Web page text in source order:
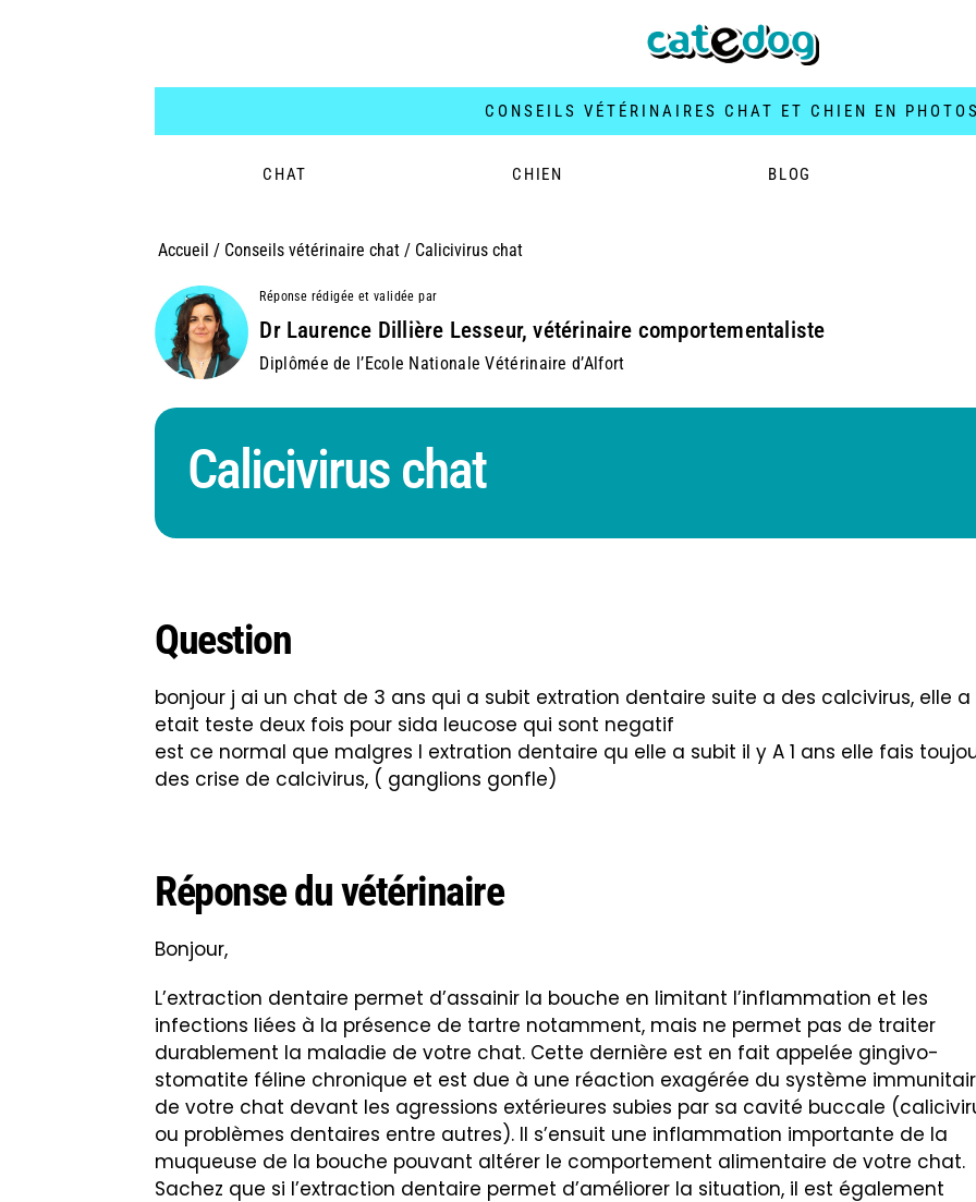
CONSEILS VÉTÉRINAIRES CHAT ET CHIEN EN PHOTOS
CHAT CHIEN BLOG
Accueil / Conseils vétérinaire chat/ Calicivirus chat
Réponse rédigée et validée par
Dr Laurence Dillière Lesseur, vétérinaire comportementaliste
Diplômée de l’Ecole Nationale Vétérinaire d’Alfort
Calicivirus chat
Question
bonjour j ai un chat de 3 ans qui a subit extration dentaire suite a des calcivirus, elle a
etait teste deux fois pour sida leucose qui sont negatif
est ce normal que malgres l extration dentaire qu elle a subit il y A 1 ans elle fais
des crise de calcivirus, ( ganglions gonfle)
Réponse du vétérinaire
Bonjour,
L’extraction dentaire permet d’assainir la bouche en limitant l’inflammation et les
infections liées à la présence de tartre notamment, mais ne permet pas de traiter
durablement la maladie de votre chat. Cette dernière est en fait appelée gingivo-
stomatite féline chronique et est due à une réaction exagérée du système
de votre chat devant les agressions extérieures subies par sa cavité buccale
ou problèmes dentaires entre autres). Il s’ensuit une inflammation importante de la
muqueuse de la bouche pouvant altérer le comportement alimentaire de votre chat.
Sachez que si l’extraction dentaire permet d’améliorer la situation, il est également